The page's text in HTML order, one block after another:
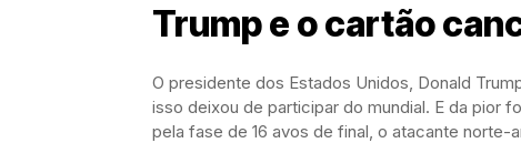
Trump e o cartão
O presidente dos Estados Unidos, Donald
isso deixou de participar do mundial. E da pior
pela fase de 16 avos de final, o atacante norte-